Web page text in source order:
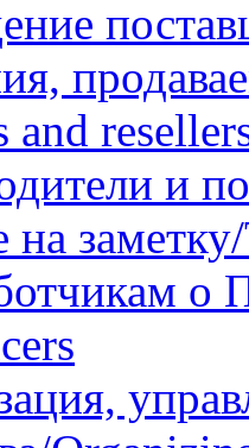
and
и
о